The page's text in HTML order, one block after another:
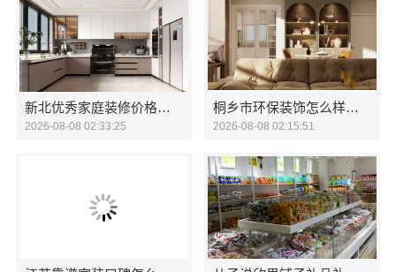
新北优秀家庭装修价格清单-常州宜居佳装饰
2026-08-08 02:33:25
桐乡市环保装饰怎么样，嘉兴锦居装饰材料有限公司
2026-08-08 02:15:51